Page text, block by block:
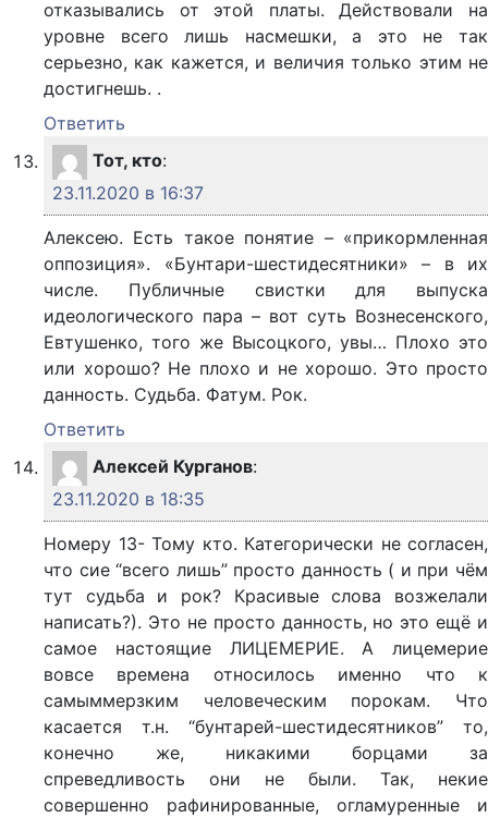
отказывались от этой платы. Действовали на
уровне всего лишь насмешки, а это не так
серьезно, как кажется, и величия только этим не
достигнешь. .
Ответить
Тот, кто:
23.11.2020 в 16:37
Алексею. Есть такое понятие – «прикормленная
оппозиция». «Бунтари-шестидесятники» – в их
числе. Публичные свистки для выпуска
идеологического пара – вот суть Вознесенского,
Евтушенко, того же Высоцкого, увы… Плохо это
или хорошо? Не плохо и не хорошо. Это просто
данность. Судьба. Фатум. Рок.
Ответить
Алексей Курганов:
23.11.2020 в 18:35
Номеру 13- Тому кто. Категорически не согласен,
что сие “всего лишь” просто данность ( и при чём
тут судьба и рок? Красивые слова возжелали
написать?). Это не просто данность, но это ещё и
самое настоящие ЛИЦЕМЕРИЕ. А лицемерие
вовсе времена относилось именно что к
самыммерзким человеческим порокам. Что
касается т.н. “бунтарей-шестидесятников” то,
конечно же, никакими борцами за
спреведливость они не были. Так, некие
совершенно рафинированные, огламуренные и